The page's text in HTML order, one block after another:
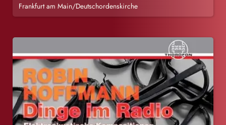
Frankfurt am Main/Deutschordenskirche